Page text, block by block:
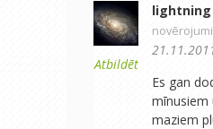
Atbildēt
lightning
novērojumi
Es gan
mīnusiem
maziem